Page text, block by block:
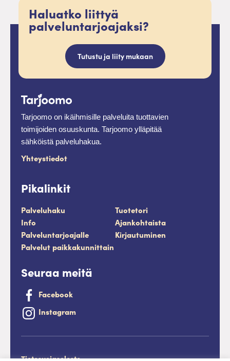
Haluatko liittyä
palveluntarjoajaksi?
Tutustu ja liity mukaan
Tarjoomo on ikäihmisille palveluita tuottavien
toimijoiden osuuskunta. Tarjoomo ylläpitää
sähköistä palveluhakua.
Yhteystiedot
Pikalinkit
Palveluhaku
Tuotetori
Info
Ajankohtaista
Palveluntarjoajalle
Kirjautuminen
Palvelut paikkakunnittain
Seuraa meitä
Facebook
Instagram
Tietosuojaseloste